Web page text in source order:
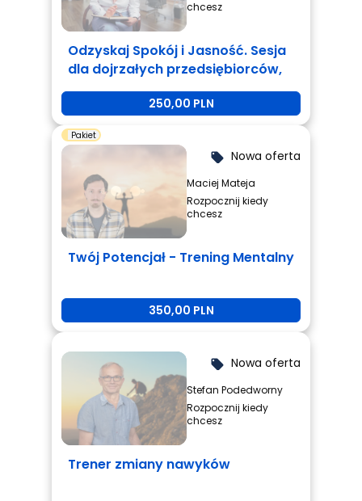
chcesz
Odzyskaj Spokój i Jasność. Sesja
dla dojrzałych przedsiębiorców,
którzy są zmęczeni i potrzebują
250,00 PLN
Pakiet
local_offer Nowa oferta
Maciej Mateja
Rozpocznij kiedy
chcesz
Twój Potencjał - Trening Mentalny
350,00 PLN
local_offer Nowa oferta
Stefan Podedworny
Rozpocznij kiedy
chcesz
Trener zmiany nawyków